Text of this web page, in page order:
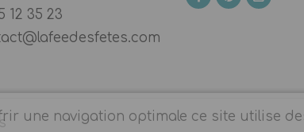
12 35 23
une navigation optimale ce site utilise